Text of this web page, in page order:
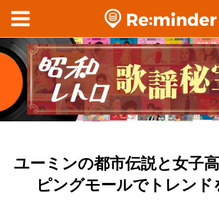
ユーミンの都市伝説と女子
ピングモールでトレンド